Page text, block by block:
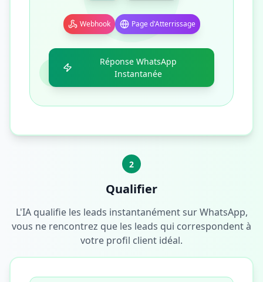
Webhook Page d'Atterrissage
Réponse WhatsApp
Instantanée
2
Qualifier
L'IA qualifie les leads instantanément sur WhatsApp,
vous ne rencontrez que les leads qui correspondent à
votre profil client idéal.